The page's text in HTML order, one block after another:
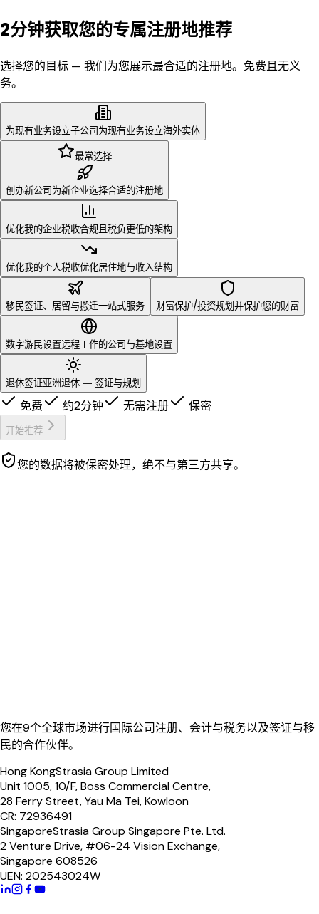
2分钟获取您的专属注册地推荐
选择您的目标 — 我们为您展示最合适的注册地。免费且无义
务。
为现有业务设立子公司为现有业务设立海外实体
最常选择
创办新公司为新企业选择合适的注册地
优化我的企业税收合规且税负更低的架构
优化我的个人税收优化居住地与收入结构
移民签证、居留与搬迁一站式服务 财富保护/投资规划并保护您的财富
数字游民设置远程工作的公司与基地设置
退休签证亚洲退休 — 签证与规划
免费 约2分钟 无需注册 保密
开始推荐
您的数据将被保密处理，绝不与第三方共享。
您在9个全球市场进行国际公司注册、会计与税务以及签证与移
民的合作伙伴。
Hong KongStrasia Group Limited
Unit 1005, 10/F, Boss Commercial Centre,
28 Ferry Street, Yau Ma Tei, Kowloon
CR: 72936491
SingaporeStrasia Group Singapore Pte. Ltd.
2 Venture Drive, #06-24 Vision Exchange,
Singapore 608526
UEN: 202543024W